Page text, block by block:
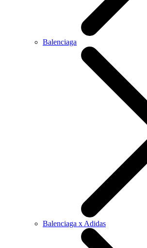
Balenciaga
Balenciaga x Adidas